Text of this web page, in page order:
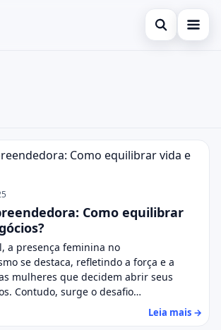
Abrir busca
para buscar ou ESC para fechar.
Como equilibrar
a presença feminina no
se destaca, refletindo a força e a
mulheres que decidem abrir seus
Contudo, surge o desafio…
Leia mais →